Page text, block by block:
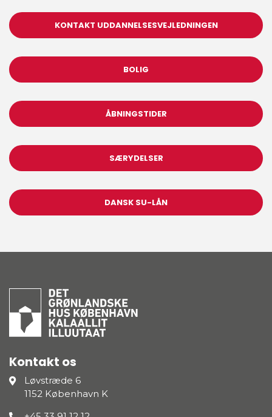
KONTAKT UDDANNELSESVEJLEDNINGEN
BOLIG
ÅBNINGSTIDER
SÆRYDELSER
DANSK SU-LÅN
Kontakt os
Løvstræde 6
1152 København K